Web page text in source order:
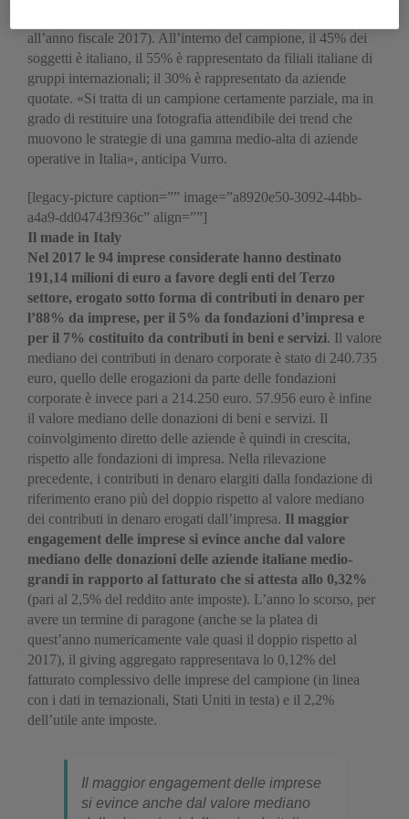
all’anno fiscale 2017). All’interno del campione, il 45% dei
soggetti è italiano, il 55% è rappresentato da filiali italiane di
gruppi internazionali; il 30% è rappresentato da aziende
quotate. «Si tratta di un campione certamente parziale, ma in
grado di restituire una fotografia attendibile dei trend che
muovono le strategie di una gamma medio-alta di aziende
operative in Italia», anticipa Vurro.
[legacy-picture caption=”” image=”a8920e50-3092-44bb-
a4a9-dd04743f936c” align=””]
Il made in Italy
Nel 2017 le 94 imprese considerate hanno destinato
191,14 milioni di euro a favore degli enti del Terzo
settore, erogato sotto forma di contributi in denaro per
l’88% da imprese, per il 5% da fondazioni d’impresa e
per il 7% costituito da contributi in beni e servizi. Il valore
mediano dei contributi in denaro corporate è stato di 240.735
euro, quello delle erogazioni da parte delle fondazioni
corporate è invece pari a 214.250 euro. 57.956 euro è infine
il valore mediano delle donazioni di beni e servizi. Il
coinvolgimento diretto delle aziende è quindi in crescita,
rispetto alle fondazioni di impresa. Nella rilevazione
precedente, i contributi in denaro elargiti dalla fondazione di
riferimento erano più del doppio rispetto al valore mediano
dei contributi in denaro erogati dall’impresa. Il maggior
engagement delle imprese si evince anche dal valore
mediano delle donazioni delle aziende italiane medio-
grandi in rapporto al fatturato che si attesta allo 0,32%
(pari al 2,5% del reddito ante imposte). L’anno lo scorso, per
avere un termine di paragone (anche se la platea di
quest’anno numericamente vale quasi il doppio rispetto al
2017), il giving aggregato rappresentava lo 0,12% del
fatturato complessivo delle imprese del campione (in linea
con i dati in ternazionali, Stati Uniti in testa) e il 2,2%
dell’utile ante imposte.
Il maggior engagement delle imprese
si evince anche dal valore mediano